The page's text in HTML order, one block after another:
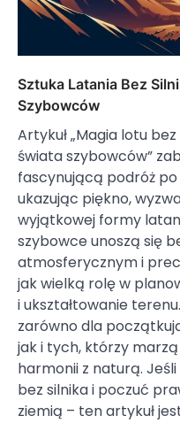
Sztuka Latania Bez
Szybowców
Artykuł „Magia lotu
świata szybowców”
fascynującą podróż
ukazując piękno,
wyjątkowej formy
szybowce unoszą się
atmosferycznym i
jak wielką rolę w
i ukształtowanie
zarówno dla
jak i tych, którzy
harmonii z naturą.
bez silnika i poczuć
ziemią – ten artykuł